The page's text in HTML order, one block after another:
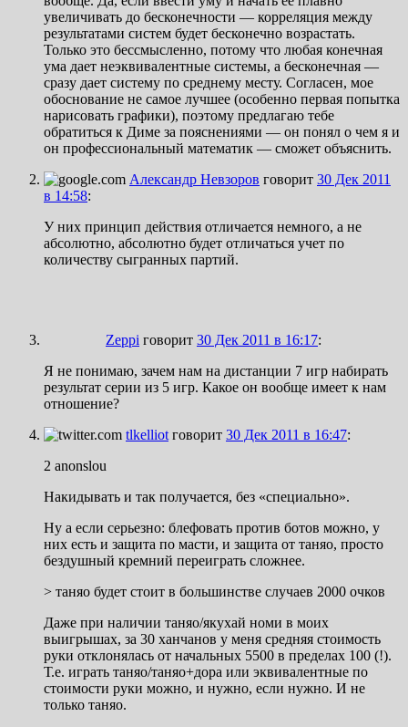
увеличивать до бесконечности — корреляция между
результатами систем будет бесконечно возрастать.
Только это бессмысленно, потому что любая конечная
ума дает неэквивалентные системы, а бесконечная —
сразу дает систему по среднему месту. Согласен, мое
обоснование не самое лучшее (особенно первая попытка
нарисовать графики), поэтому предлагаю тебе
обратиться к Диме за пояснениями — он понял о чем я и
он профессиональный математик — сможет объяснить.
Александр Невзоров говорит 30 Дек 2011
в 14:58:
У них принцип действия отличается немного, а не
абсолютно, абсолютно будет отличаться учет по
количеству сыгранных партий.
Zeppi говорит 30 Дек 2011 в 16:17:
Я не понимаю, зачем нам на дистанции 7 игр набирать
результат серии из 5 игр. Какое он вообще имеет к нам
отношение?
tlkelliot говорит 30 Дек 2011 в 16:47:
2 anonslou
Накидывать и так получается, без «специально».
Ну а если серьезно: блефовать против ботов можно, у
них есть и защита по масти, и защита от таняо, просто
бездушный кремний переиграть сложнее.
> таняо будет стоит в большинстве случаев 2000 очков
Даже при наличии таняо/якухай номи в моих
выигрышах, за 30 ханчанов у меня средняя стоимость
руки отклонялась от начальных 5500 в пределах 100 (!).
Т.е. играть таняо/таняо+дора или эквивалентные по
стоимости руки можно, и нужно, если нужно. И не
только таняо.